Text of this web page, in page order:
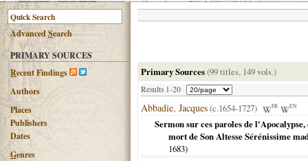
AdvancedSearch
PRIMARY SOURCES
Recent Findings
Authors
Places
Publishers
Dates
Genres
Primary Sources(99 titles, 149 vols.)
Results 1-20
Abbadie, Jacques(c.1654-1727) FR EN
Sermon sur ces paroles de
mort de Son Altesse Sérénissime
1683)